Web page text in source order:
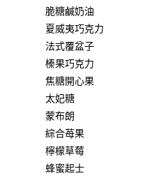
※ 交易是否成功請以「
是否繳費成功／繳費後需
付客戶支援中心」
【注意事項】
１．透過由恩沛科技股份
交易，需依本服務之必
求債權轉讓予恩沛科技股
２．關於個人資料處理事
https://aftee.tw/terms/
「AFTEE先享後付」，
任。
脆糖鹹奶油
夏威夷巧克力
法式覆盆子
榛果巧克力
焦糖開心果
太妃糖
蒙布朗
綜合苺果
檸檬草莓
蜂蜜起士